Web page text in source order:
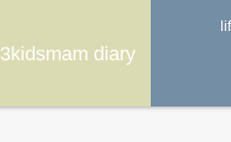
3kidsmam diary